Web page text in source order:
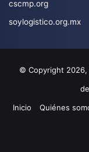
cscmp.org
soylogistico.org.mx
© Copyright
Inicio
Quiénes